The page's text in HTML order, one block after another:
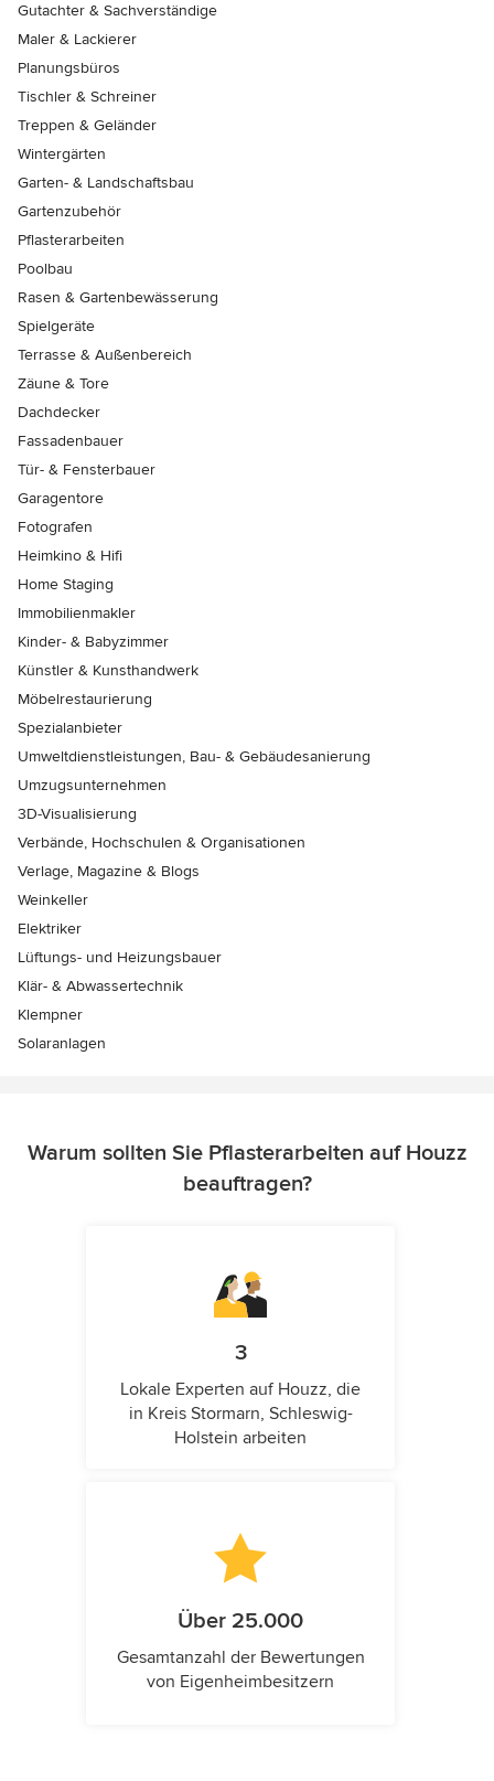
Gutachter & Sachverständige
Maler & Lackierer
Planungsbüros
Tischler & Schreiner
Treppen & Geländer
Wintergärten
Garten- & Landschaftsbau
Gartenzubehör
Pflasterarbeiten
Poolbau
Rasen & Gartenbewässerung
Spielgeräte
Terrasse & Außenbereich
Zäune & Tore
Dachdecker
Fassadenbauer
Tür- & Fensterbauer
Garagentore
Fotografen
Heimkino & Hifi
Home Staging
Immobilienmakler
Kinder- & Babyzimmer
Künstler & Kunsthandwerk
Möbelrestaurierung
Spezialanbieter
Umweltdienstleistungen, Bau- & Gebäudesanierung
Umzugsunternehmen
3D-Visualisierung
Verbände, Hochschulen & Organisationen
Verlage, Magazine & Blogs
Weinkeller
Elektriker
Lüftungs- und Heizungsbauer
Klär- & Abwassertechnik
Klempner
Solaranlagen
Warum sollten Sie Pflasterarbeiten auf Houzz
beauftragen?
3
Lokale Experten auf Houzz, die
in Kreis Stormarn, Schleswig-
Holstein arbeiten
Über 25.000
Gesamtanzahl der Bewertungen
von Eigenheimbesitzern